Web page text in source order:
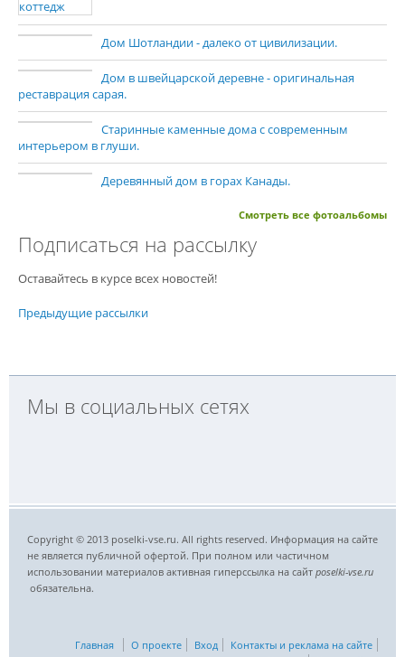
Дом Шотландии - далеко от цивилизации.
Дом в швейцарской деревне - оригинальная
реставрация сарая.
Старинные каменные дома с современным
интерьером в глуши.
Деревянный дом в горах Канады.
Смотреть все фотоальбомы
Подписаться на рассылку
Оставайтесь в курсе всех новостей!
Предыдущие рассылки
Мы в социальных сетях
Copyright © 2013 poselki-vse.ru. All rights reserved. Информация на сайте
не является публичной офертой. При полном или частичном
использовании материалов активная гиперссылка на сайт poselki-vse.ru​
обязательна.
Главная О проекте Вход
Контакты и реклама на сайте